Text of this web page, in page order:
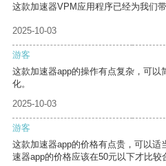
这款加速器VPM应用程序已经为我们
2025-10-03
游客
这款加速器app的操作有点复杂，可
化。
2025-10-03
游客
这款加速器app的价格有点贵，可以适
速器app的价格应该在50元以下才比较